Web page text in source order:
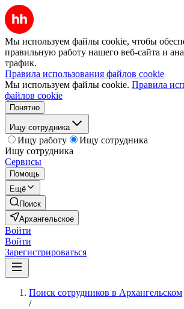
Мы используем файлы cookie, чтобы
правильную работу нашего веб-сайта и
трафик.
Правила использования файлов cookie
Мы используем файлы cookie. Правила
файлов cookie
Понятно
Ищу сотрудника
Ищу работу
Ищу сотрудника
Ищу сотрудника
Сервисы
Помощь
Ещё
Поиск
Архангельское
Войти
Войти
Зарегистрироваться
Поиск сотрудников в Архангельском
/